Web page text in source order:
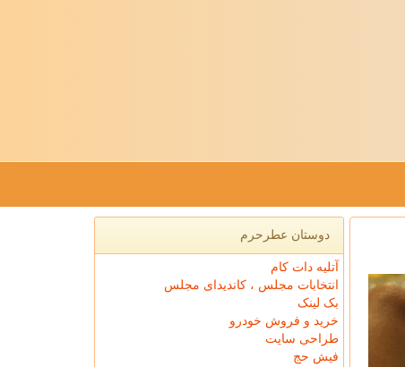
دوستان عطرحرم
آتلیه دات کام
انتخابات مجلس ، کاندیدای مجلس
بک لینک
خرید و فروش خودرو
طراحی سایت
فیش حج